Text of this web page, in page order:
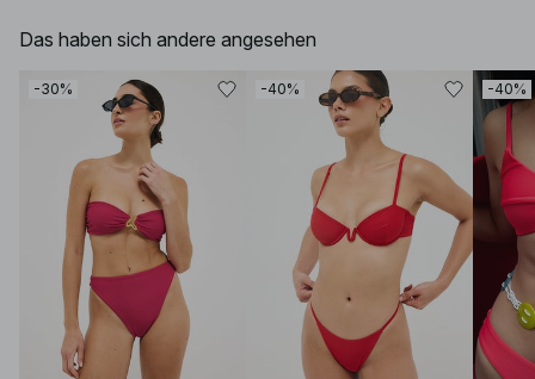
Das haben sich andere angesehen
-30% -40% -40%